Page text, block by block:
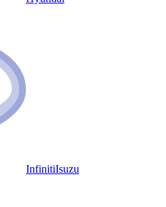
InfinitiIsuzu